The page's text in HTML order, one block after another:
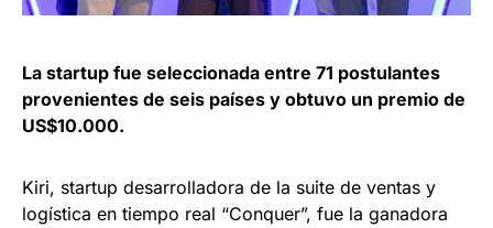
La startup fue seleccionada entre 71 postulantes
provenientes de seis países y obtuvo un premio de
US$10.000.
Kiri, startup desarrolladora de la suite de ventas y
logística en tiempo real “Conquer”, fue la ganadora